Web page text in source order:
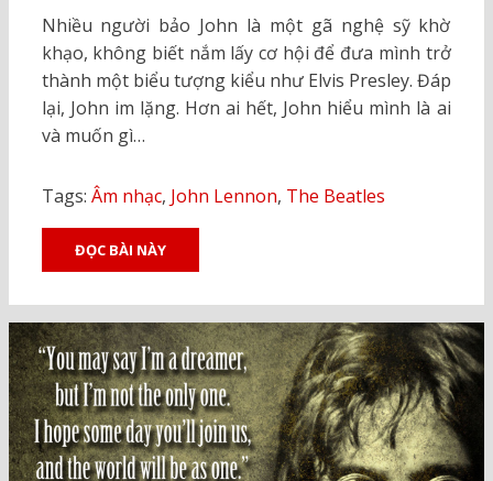
Nhiều người bảo John là một gã nghệ sỹ khờ
khạo, không biết nắm lấy cơ hội để đưa mình trở
thành một biểu tượng kiểu như Elvis Presley. Đáp
lại, John im lặng. Hơn ai hết, John hiểu mình là ai
và muốn gì…
Tags: Âm nhạc, John Lennon, The Beatles
ĐỌC BÀI NÀY